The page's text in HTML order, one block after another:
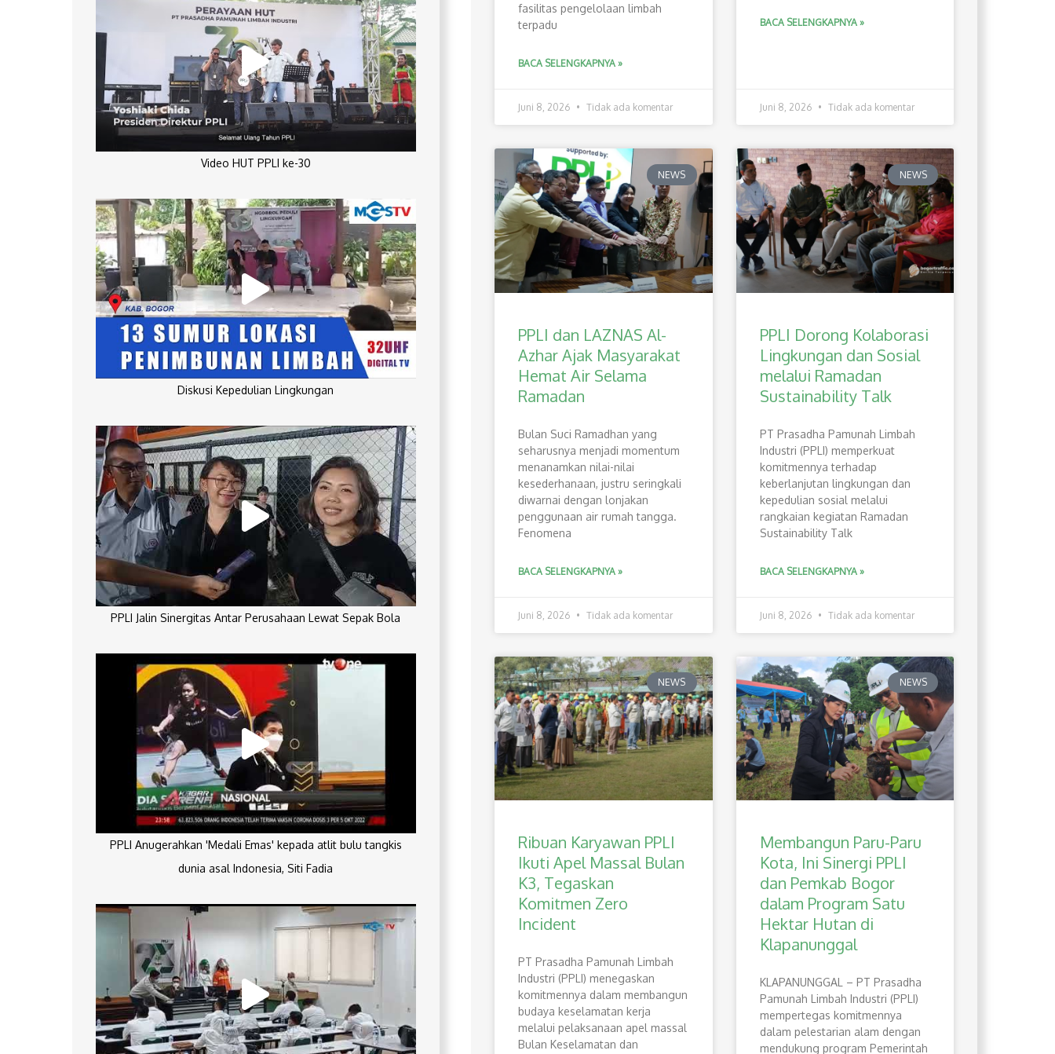
Video HUT PPLI ke-30
Diskusi Kepedulian Lingkungan
PPLI Jalin Sinergitas Antar Perusahaan Lewat Sepak Bola
PPLI Anugerahkan 'Medali Emas' kepada atlit bulu tangkis
dunia asal Indonesia, Siti Fadia
fasilitas pengelolaan limbah
terpadu
BACA SELENGKAPNYA »
Juni 8, 2026 Tidak ada komentar
BACA SELENGKAPNYA »
Juni 8, 2026 Tidak ada komentar
NEWS
PPLI dan LAZNAS Al-
Azhar Ajak Masyarakat
Hemat Air Selama
Ramadan
Bulan Suci Ramadhan yang
seharusnya menjadi momentum
menanamkan nilai-nilai
kesederhanaan, justru seringkali
diwarnai dengan lonjakan
penggunaan air rumah tangga.
Fenomena
BACA SELENGKAPNYA »
Juni 8, 2026 Tidak ada komentar
NEWS
PPLI Dorong Kolaborasi
Lingkungan dan Sosial
melalui Ramadan
Sustainability Talk
PT Prasadha Pamunah Limbah
Industri (PPLI) memperkuat
komitmennya terhadap
keberlanjutan lingkungan dan
kepedulian sosial melalui
rangkaian kegiatan Ramadan
Sustainability Talk
BACA SELENGKAPNYA »
Juni 8, 2026 Tidak ada komentar
NEWS
Ribuan Karyawan PPLI
Ikuti Apel Massal Bulan
K3, Tegaskan
Komitmen Zero
Incident
PT Prasadha Pamunah Limbah
Industri (PPLI) menegaskan
komitmennya dalam membangun
budaya keselamatan kerja
melalui pelaksanaan apel massal
Bulan Keselamatan dan
NEWS
Membangun Paru-Paru
Kota, Ini Sinergi PPLI
dan Pemkab Bogor
dalam Program Satu
Hektar Hutan di
Klapanunggal
​KLAPANUNGGAL – PT Prasadha
Pamunah Limbah Industri (PPLI)
mempertegas komitmennya
dalam pelestarian alam dengan
mendukung program Pemerintah